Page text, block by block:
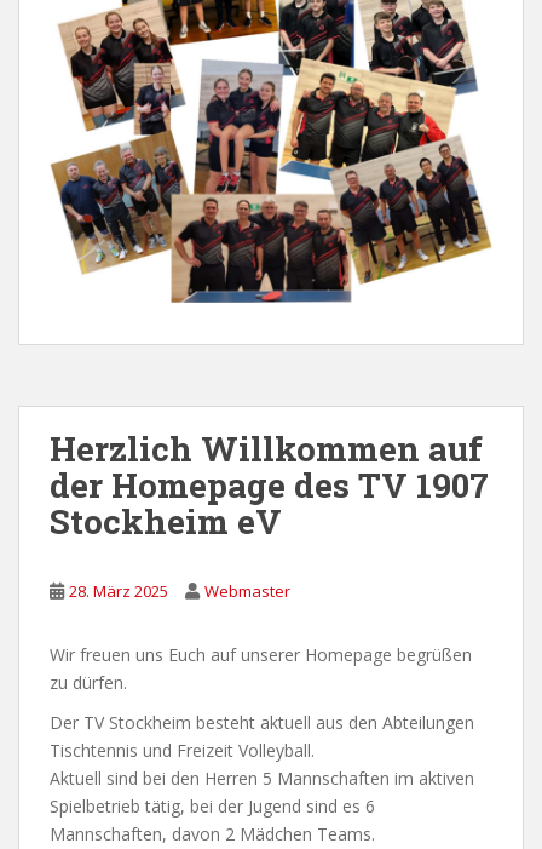
Herzlich Willkommen auf
der Homepage des TV 1907
Stockheim eV
28. März 2025 Webmaster
Wir freuen uns Euch auf unserer Homepage begrüßen
zu dürfen.
Der TV Stockheim besteht aktuell aus den Abteilungen
Tischtennis und Freizeit Volleyball.
Aktuell sind bei den Herren 5 Mannschaften im aktiven
Spielbetrieb tätig, bei der Jugend sind es 6
Mannschaften, davon 2 Mädchen Teams.